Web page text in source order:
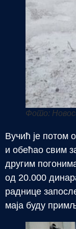
Фото:
Вучић је потом
и обећао свим
другим
од 20.000
раднице
маја буду